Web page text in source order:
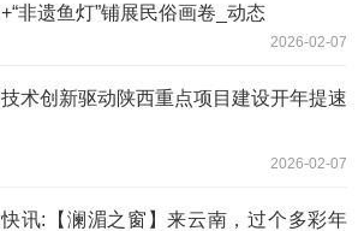
+“非遗鱼灯”铺展民俗画卷_动态
2026-02-07
技术创新驱动陕西重点项目建设开年提速
2026-02-07
快讯:【澜湄之窗】来云南，过个多彩年